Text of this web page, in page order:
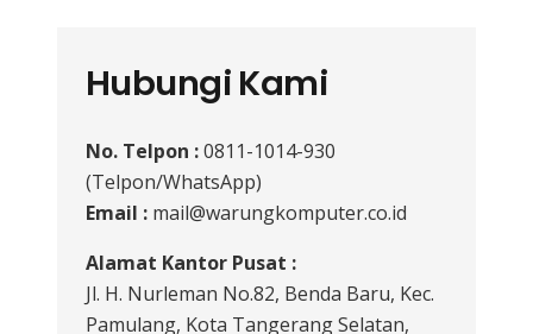
Hubungi Kami
No. Telpon :0811-1014-930
(Telpon/WhatsApp)
Email : mail@warungkomputer.co.id
Alamat Kantor Pusat :
Jl. H. Nurleman No.82, Benda Baru, Kec.
Pamulang, Kota Tangerang Selatan,